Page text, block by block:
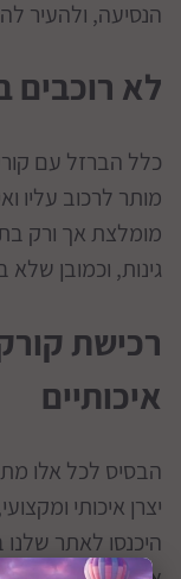
הנסיעה, ולהעיר
לא רוכבים
כלל הברזל עם
מותר לרכוב עליו
מומלצת אך ורק
גינות, וכמובן שלא
רכישת
איכותיים
הבסיס לכל אלו
יצרן איכותי
היכנסו לאתר שלנו